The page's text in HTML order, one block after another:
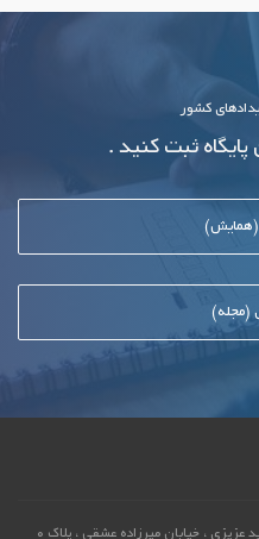
کشور
ثبت کنید .
(همایش)
(مجله)
همدان، محله میرزاده عشقی ، کوچه شهید عزیزی ، خیابان میرزاده عشقی ، پلاک 0